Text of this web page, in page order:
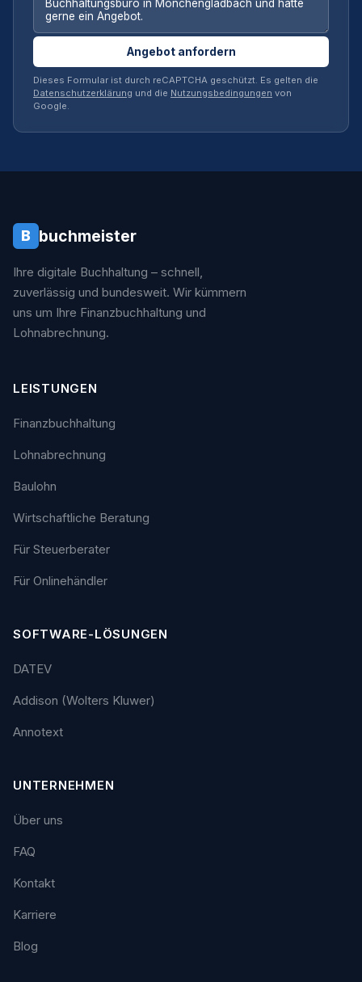
Angebot anfordern
Dieses Formular ist durch reCAPTCHA geschützt. Es gelten die
Datenschutzerklärung und die Nutzungsbedingungen von
Google.
B buchmeister
Ihre digitale Buchhaltung – schnell,
zuverlässig und bundesweit. Wir kümmern
uns um Ihre Finanzbuchhaltung und
Lohnabrechnung.
LEISTUNGEN
Finanzbuchhaltung
Lohnabrechnung
Baulohn
Wirtschaftliche Beratung
Für Steuerberater
Für Onlinehändler
SOFTWARE-LÖSUNGEN
DATEV
Addison (Wolters Kluwer)
Annotext
UNTERNEHMEN
Über uns
FAQ
Kontakt
Karriere
Blog